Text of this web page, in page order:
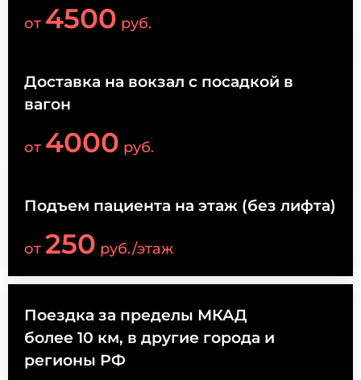
от 4500 руб.
Доставка на вокзал с посадкой в
вагон
от 4000 руб.
Подъем пациента на этаж (без лифта)
от 250 руб./этаж
Поездка за пределы МКАД
более 10 км, в другие города и
регионы РФ